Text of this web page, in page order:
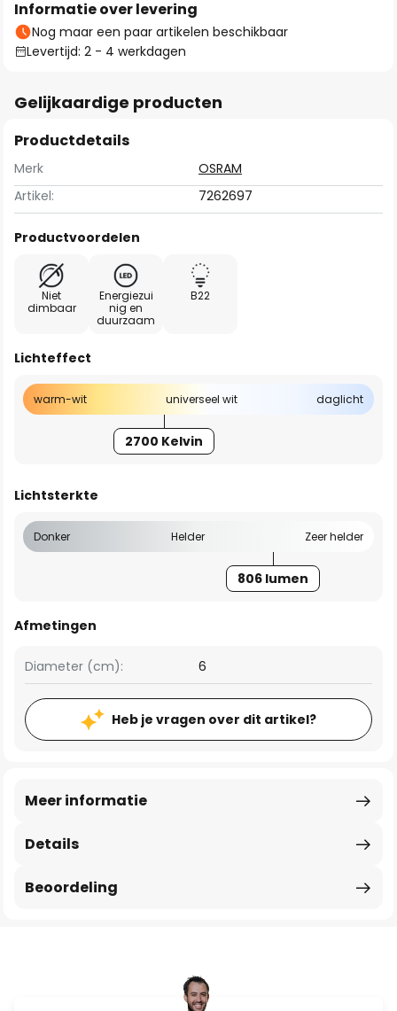
Informatie over levering
Nog maar een paar artikelen beschikbaar
Levertijd: 2 - 4 werkdagen
Gelijkaardige producten
Productdetails
Merk
OSRAM
Artikel:
7262697
Productvoordelen
Niet
dimbaar
Energiezui
nig en
duurzaam
B22
Lichteffect
warm-wit universeel wit daglicht
2700 Kelvin
Lichtsterkte
Donker Helder Zeer helder
806 lumen
Afmetingen
Diameter (cm): 6
Heb je vragen over dit artikel?
Details
Meer informatie
Beoordeling